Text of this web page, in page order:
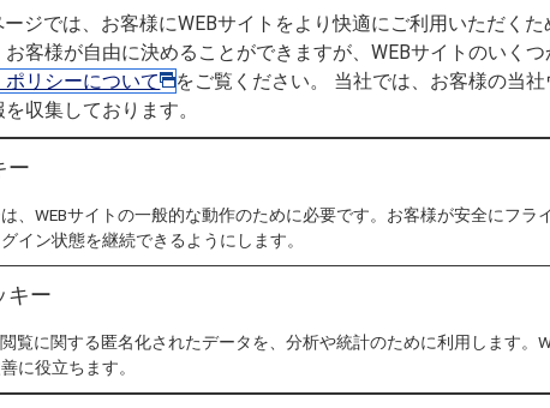
ご予約 コードシェア（共同運航便）について IBEXエ
ラインズコードシェアに
および乗務員で運航するコードシェア便において、空
ービス、運航情報配信は各運航会社の基準により異な
下記内容をご確認ください。
ェア便含む）のご搭乗に際しては、ANAの旅客手荷物
。
ージでは、お客様にWEBサイトをより快適にご利用いただく
お客様が自由に決めることができますが、WEBサイトのいく
ポリシーについて
をご覧ください。 当社では、お客様の当
収集しております。
ー
、WEBサイトの一般的な動作のために必要です。お客様が安全にフラ
イン状態を継続できるようにします。
キー
覧に関する匿名化されたデータを、分析や統計のために利用します。
に役立ちます。